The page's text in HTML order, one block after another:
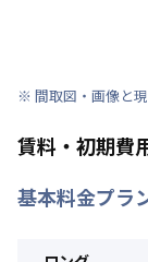
※ 間取図・画像と
賃料・初期費
基本料金プラ